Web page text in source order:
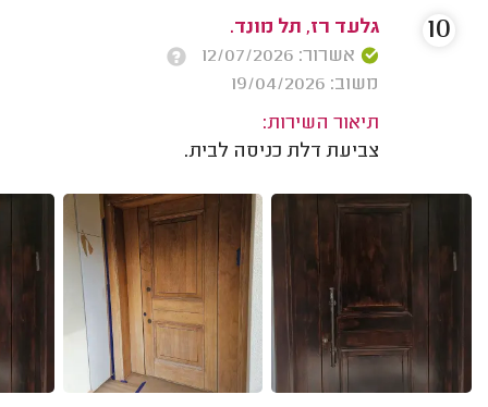
גלעד רז, תל מונד.
אשרור: 12/07/2026
משוב: 19/04/2026
תיאור השירות:
צביעת דלת כניסה לבית.
10